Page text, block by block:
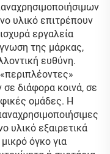
υλικό επιτρέπουν
εργαλεία
της μάρκας,
ευθύνη.
σε διάφορα κοινά, σε
ομάδες. Η
υλικό εξαιρετικά
όγκο για